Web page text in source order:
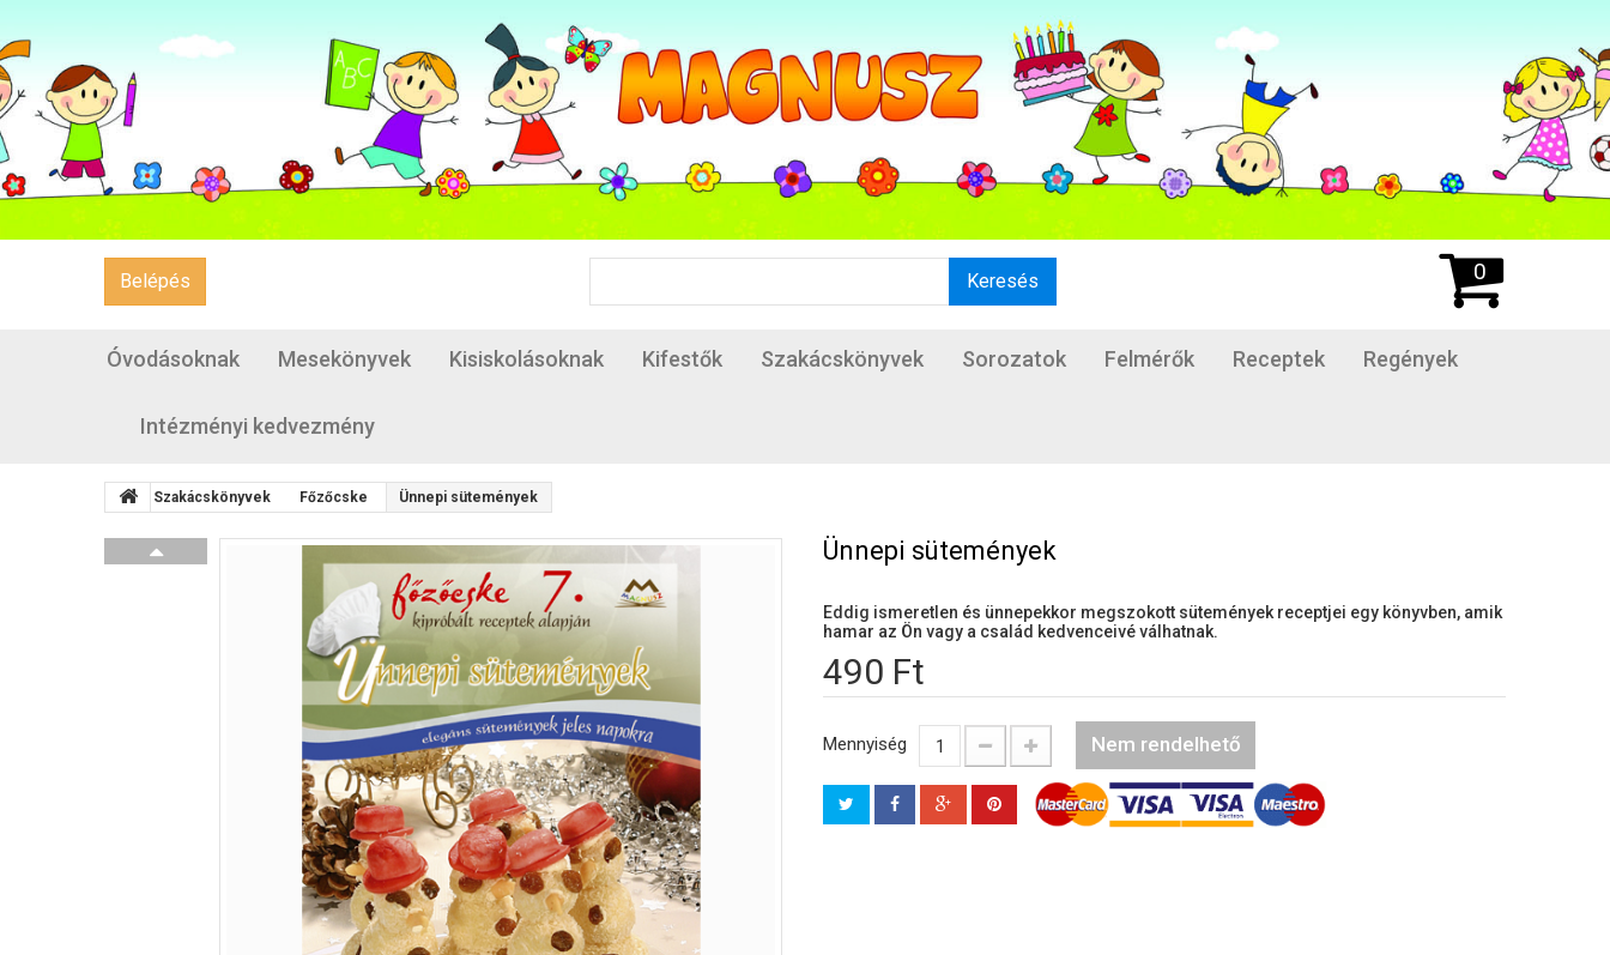
Belépés Keresés 0
Óvodásoknak Mesekönyvek Kisiskolásoknak Kifestők Szakácskönyvek Sorozatok Felmérők Receptek Regények
Intézményi kedvezmény
Szakácskönyvek Főzőcske Ünnepi sütemények
Ünnepi sütemények
Eddig ismeretlen és ünnepekkor megszokott sütemények receptjei egy könyvben, amik
hamar az Ön vagy a család kedvenceivé válhatnak.
490 Ft
Mennyiség Nem rendelhető